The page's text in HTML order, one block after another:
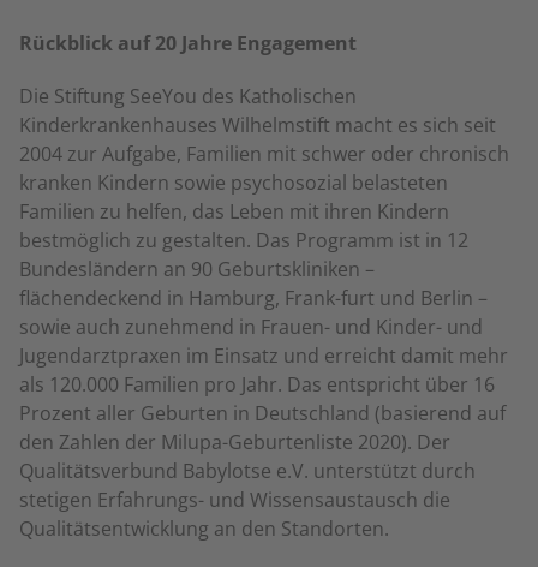
Rückblick auf 20 Jahre Engagement
Die Stiftung SeeYou des Katholischen
Kinderkrankenhauses Wilhelmstift macht es sich seit
2004 zur Aufgabe, Familien mit schwer oder chronisch
kranken Kindern sowie psychosozial belasteten
Familien zu helfen, das Leben mit ihren Kindern
bestmöglich zu gestalten. Das Programm ist in 12
Bundesländern an 90 Geburtskliniken –
flächendeckend in Hamburg, Frank-furt und Berlin –
sowie auch zunehmend in Frauen- und Kinder- und
Jugendarztpraxen im Einsatz und erreicht damit mehr
als 120.000 Familien pro Jahr. Das entspricht über 16
Prozent aller Geburten in Deutschland (basierend auf
den Zahlen der Milupa-Geburtenliste 2020). Der
Qualitätsverbund Babylotse e.V. unterstützt durch
stetigen Erfahrungs- und Wissensaustausch die
Qualitätsentwicklung an den Standorten.